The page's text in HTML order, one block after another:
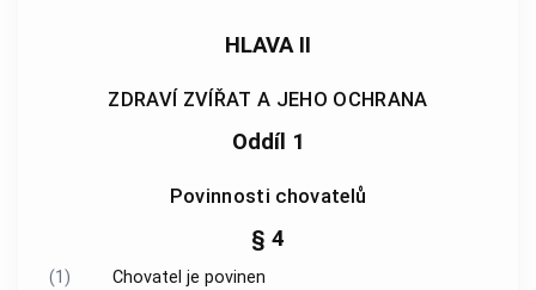
HLAVA II
ZDRAVÍ ZVÍŘAT A JEHO OCHRANA
Oddíl 1
Povinnosti chovatelů
§ 4
(1)
Chovatel je povinen